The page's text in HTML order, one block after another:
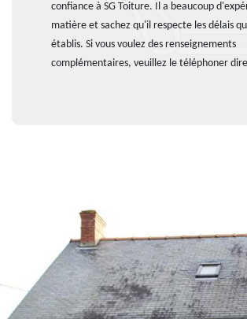
confiance à SG Toiture. Il a beaucoup
matière et sachez qu'il respecte les délais
établis. Si vous voulez des renseignements
complémentaires, veuillez le téléphoner